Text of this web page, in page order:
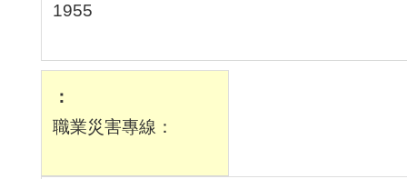
1955
職業災害專線：